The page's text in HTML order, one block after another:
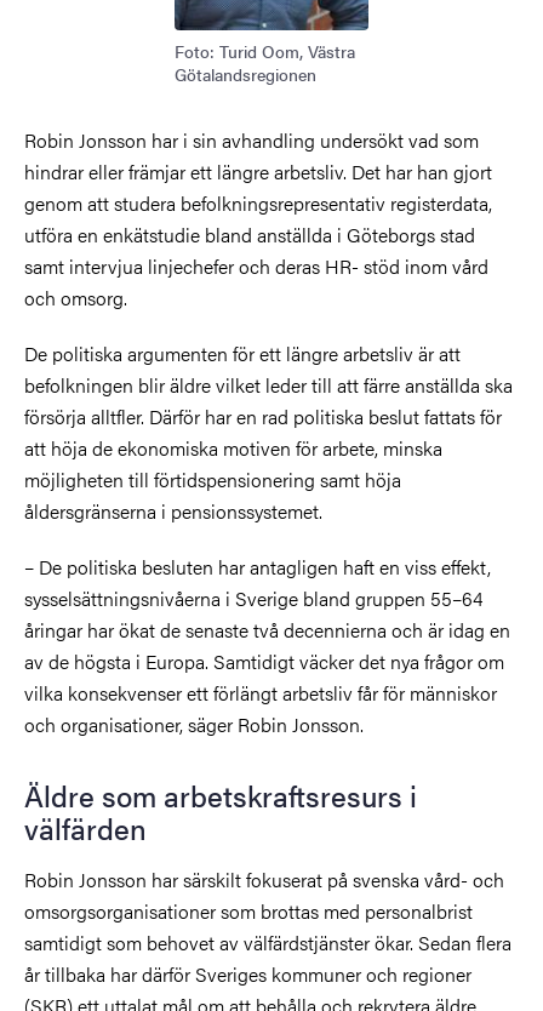
Foto: Turid Oom, Västra
Götalandsregionen
Robin Jonsson har i sin avhandling undersökt vad som
hindrar eller främjar ett längre arbetsliv. Det har han gjort
genom att studera befolkningsrepresentativ registerdata,
utföra en enkätstudie bland anställda i Göteborgs stad
samt intervjua linjechefer och deras HR- stöd inom vård
och omsorg.
De politiska argumenten för ett längre arbetsliv är att
befolkningen blir äldre vilket leder till att färre anställda ska
försörja alltfler. Därför har en rad politiska beslut fattats för
att höja de ekonomiska motiven för arbete, minska
möjligheten till förtidspensionering samt höja
åldersgränserna i pensionssystemet.
– De politiska besluten har antagligen haft en viss effekt,
sysselsättningsnivåerna i Sverige bland gruppen 55–64
åringar har ökat de senaste två decennierna och är idag en
av de högsta i Europa. Samtidigt väcker det nya frågor om
vilka konsekvenser ett förlängt arbetsliv får för människor
och organisationer, säger Robin Jonsson.
Äldre som arbetskraftsresurs i
välfärden
Robin Jonsson har särskilt fokuserat på svenska vård- och
omsorgsorganisationer som brottas med personalbrist
samtidigt som behovet av välfärdstjänster ökar. Sedan flera
år tillbaka har därför Sveriges kommuner och regioner
(SKR) ett uttalat mål om att behålla och rekrytera äldre